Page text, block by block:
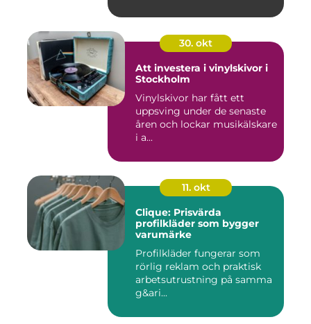
30. okt
Att investera i vinylskivor i
Stockholm
Vinylskivor har fått ett
uppsving under de senaste
åren och lockar musikälskare
i a...
11. okt
Clique: Prisvärda
profilkläder som bygger
varumärke
Profilkläder fungerar som
rörlig reklam och praktisk
arbetsutrustning på samma
g&ari...